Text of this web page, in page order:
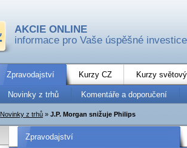
AKCIE ONLINE
informace pro Vaše úspěšné investice
Zpravodajství Kurzy CZ Kurzy
Novinky z trhů Komentáře a doporučení
Novinky z trhů » J.P. Morgan snižuje Philips
Zpravodajství